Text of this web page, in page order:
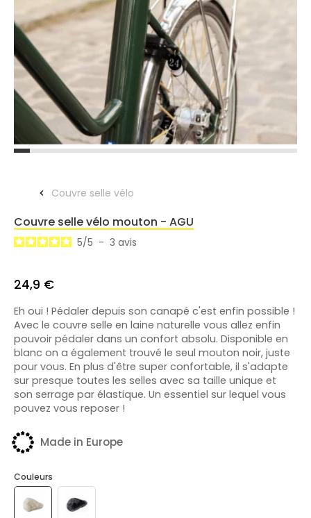
Couvre selle vélo
Couvre selle vélo mouton - AGU
5/5 - 3 avis
24,9 €
Eh oui ! Pédaler depuis son canapé c'est enfin possible !
Avec le couvre selle en laine naturelle vous allez enfin
pouvoir pédaler dans un confort absolu. Disponible en
blanc on a également trouvé le seul mouton noir, juste
pour vous. En plus d'être super confortable, il s'adapte
sur presque toutes les selles avec sa taille unique et
son serrage par élastique. Un essentiel sur lequel vous
pouvez vous reposer !
Made in Europe
Couleurs